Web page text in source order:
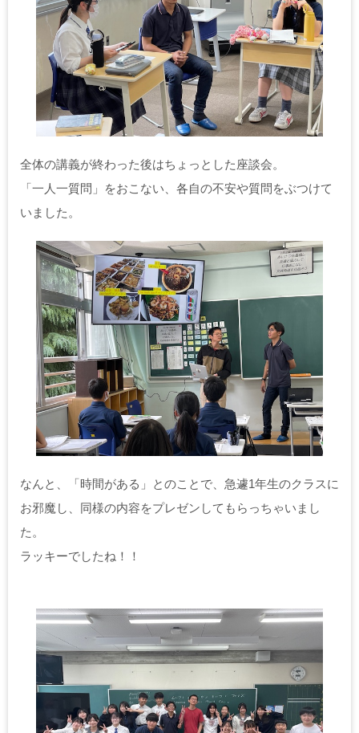
全体の講義が終わった後はちょっとした座談会。
「一人一質問」をおこない、各自の不安や質問をぶつけて
いました。
なんと、「時間がある」とのことで、急遽1年生のクラスに
お邪魔し、同様の内容をプレゼンしてもらっちゃいまし
た。
ラッキーでしたね！！